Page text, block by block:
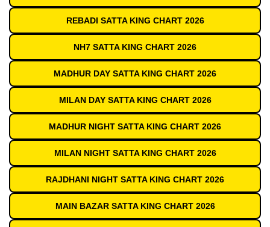
REBADI SATTA KING CHART 2026
NH7 SATTA KING CHART 2026
MADHUR DAY SATTA KING CHART 2026
MILAN DAY SATTA KING CHART 2026
MADHUR NIGHT SATTA KING CHART 2026
MILAN NIGHT SATTA KING CHART 2026
RAJDHANI NIGHT SATTA KING CHART 2026
MAIN BAZAR SATTA KING CHART 2026